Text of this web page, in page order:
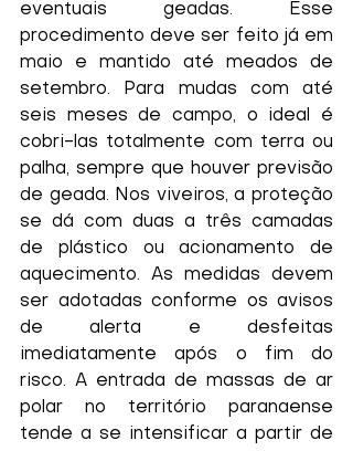
eventuais geadas. Esse
procedimento deve ser feito já em
maio e mantido até meados de
setembro. Para mudas com até
seis meses de campo, o ideal é
cobri-las totalmente com terra ou
palha, sempre que houver previsão
de geada. Nos viveiros, a proteção
se dá com duas a três camadas
de plástico ou acionamento de
aquecimento. As medidas devem
ser adotadas conforme os avisos
de alerta e desfeitas
imediatamente após o fim do
risco. A entrada de massas de ar
polar no território paranaense
tende a se intensificar a partir de